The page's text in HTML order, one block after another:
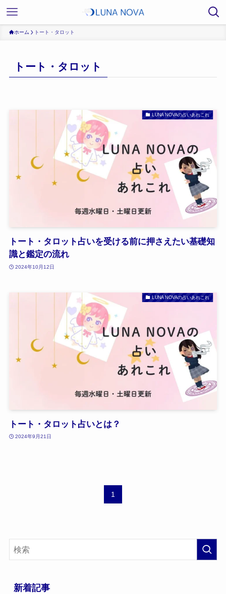
ホーム トート・タロット
トート・タロット
LUNA NOVAの占いあれこれ
トート・タロット占いを受ける前に押さえたい基礎知
識と鑑定の流れ
2024年10月12日
LUNA NOVAの占いあれこれ
トート・タロット占いとは？
2024年9月21日
1
新着記事